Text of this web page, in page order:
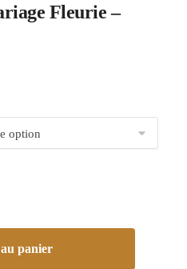
Fleurie –
panier